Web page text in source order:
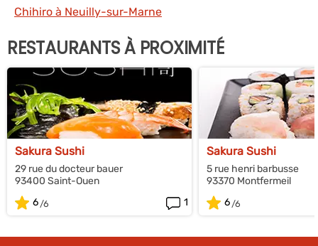
Chihiro à Neuilly-sur-Marne
RESTAURANTS À PROXIMITÉ
Sakura Sushi
29 rue du docteur bauer
93400 Saint-Ouen
6
1
Sakura Sushi
5 rue henri barbusse
93370 Montfermeil
6